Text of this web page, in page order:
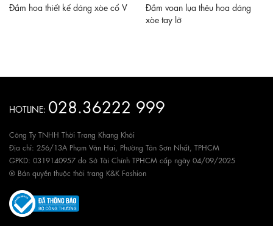
Đầm hoa thiết kế dáng xòe cổ V
Đầm voan lụa thêu hoa dáng
xòe tay lỡ
HOTLINE: 028.36222 999
Công Ty TNHH Thời Trang Khang Khôi
Địa chỉ: 256/13A Phạm Văn Hai, Phường Tân Sơn Nhất, TPHCM
GPKD: 0319140957 do Sở Tài Chính TPHCM cấp ngày 04/09/2025
® Bản quyền thuộc thời trang K&K Fashion